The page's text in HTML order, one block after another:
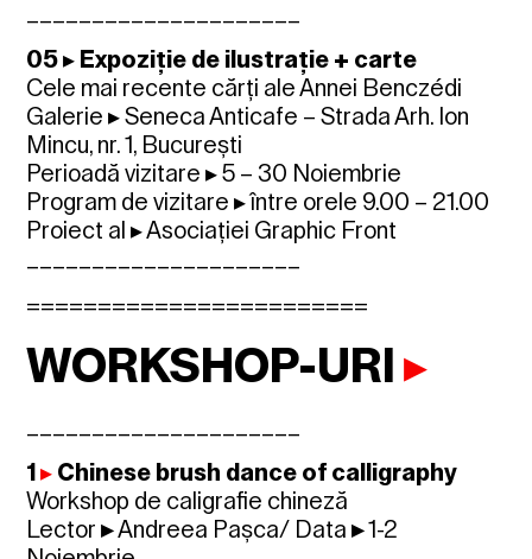
05 ▸ Expoziție de ilustrație + carte
Cele mai recente cărți ale Annei Benczédi
Galerie ▸ Seneca Anticafe – Strada Arh. Ion
Mincu, nr. 1, București
Perioadă vizitare ▸ 5 – 30 Noiembrie
Program de vizitare ▸ între orele 9.00 – 21.00
Proiect al ▸ Asociației Graphic Front
========================
WORKSHOP-URI▸
1▸ Chinese brush dance of calligraphy
Workshop de caligrafie chineză
Lector ▸Andreea Pașca/ Data ▸1-2